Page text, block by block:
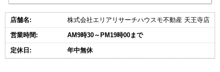
店舗名: 株式会社エリアリサーチハウスモ不動産 天王寺店
営業時間: AM9時30～PM19時00まで
定休日: 年中無休